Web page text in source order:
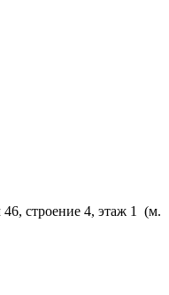
строение 4, этаж 1 (м.